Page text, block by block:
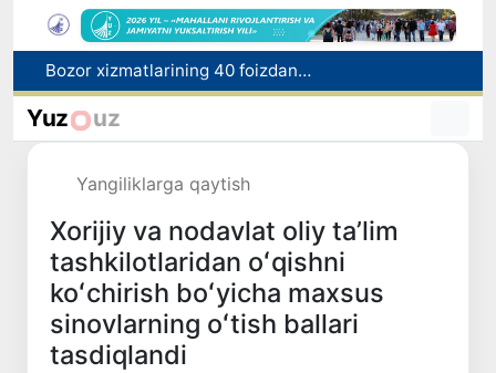
“Men tanigan O‘zbekiston!”
Adolat, xolislik, rostlik va halollik muhitini yaratishga qaratilgan yangi qonun tafsiloti
O'zbekistonda zilzila sodir bo'ldi
Yuz uz
Yangiliklarga qaytish
Xorijiy va nodavlat oliy taʼlim
tashkilotlaridan oʻqishni
koʻchirish boʻyicha maxsus
sinovlarning oʻtish ballari
tasdiqlandi